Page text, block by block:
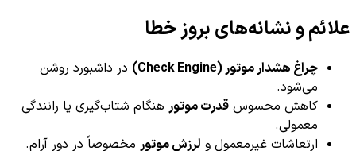
علائم و نشانه‌های بروز خطا
چراغ هشدار موتور (Check Engine)
در داشبورد روشن
می‌شود.
کاهش محسوس قدرت موتور هنگام شتاب‌گیری یا رانندگی
معمولی.
ارتعاشات غیرمعمول و لرزش موتور مخصوصاً در دور آرام.